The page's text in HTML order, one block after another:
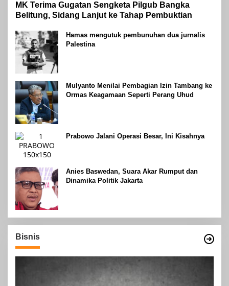
MK Terima Gugatan Sengketa Pilgub Bangka
Belitung, Sidang Lanjut ke Tahap Pembuktian
Hamas mengutuk pembunuhan dua jurnalis
Palestina
Mulyanto Menilai Pembagian Izin Tambang ke
Ormas Keagamaan Seperti Perang Uhud
Prabowo Jalani Operasi Besar, Ini Kisahnya
Anies Baswedan, Suara Akar Rumput dan
Dinamika Politik Jakarta
Bisnis